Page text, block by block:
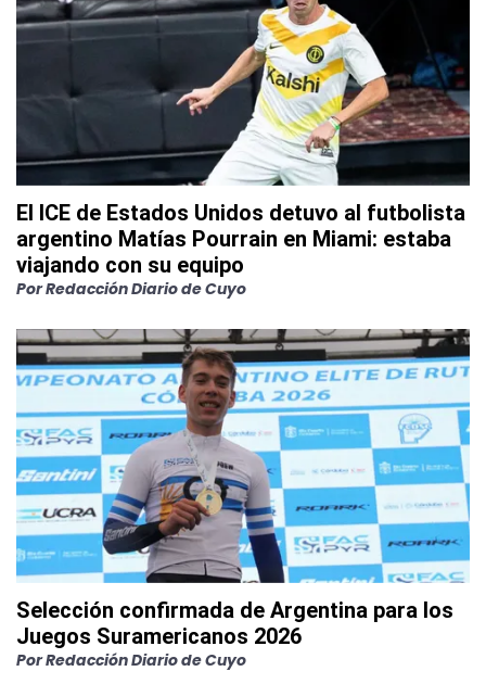
El ICE de Estados Unidos detuvo al futbolista
argentino Matías Pourrain en Miami: estaba
viajando con su equipo
PorRedacción Diario de Cuyo
Selección confirmada de Argentina para los
Juegos Suramericanos 2026
PorRedacción Diario de Cuyo